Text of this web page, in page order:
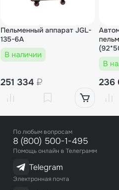
Пельменный аппарат JGL-
135-6A
В наличии
251 334 ₽
12
В
236
По любым вопросам
8 (800) 500-1-495
Помощь онлайн в Телеграмм
Telegram
Электронная почта